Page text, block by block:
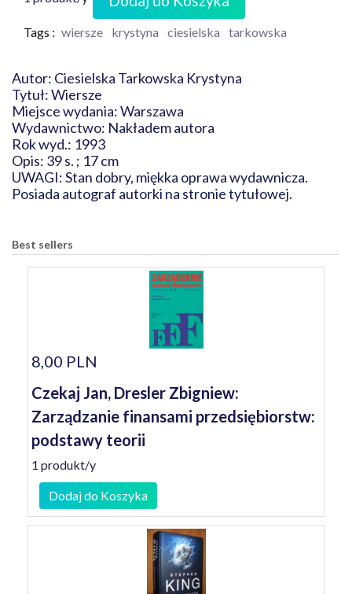
Tags : wiersze krystyna ciesielska tarkowska
Autor: Ciesielska Tarkowska Krystyna
Tytuł: Wiersze
Miejsce wydania: Warszawa
Wydawnictwo: Nakładem autora
Rok wyd.: 1993
Opis: 39 s. ; 17 cm
UWAGI: Stan dobry, miękka oprawa wydawnicza.
Posiada autograf autorki na stronie tytułowej.
Best sellers
8,00 PLN
Czekaj Jan, Dresler Zbigniew:
Zarządzanie finansami przedsiębiorstw:
podstawy teorii
1 produkt/y
Dodaj do Koszyka